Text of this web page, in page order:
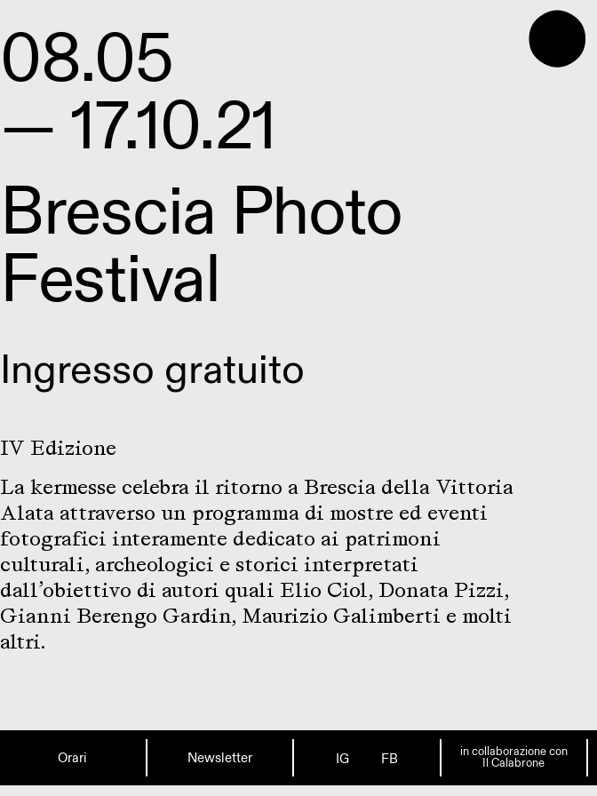
⬤
08.05
— 17.10.21
Brescia Photo
Festival
Ingresso gratuito
IV Edizione
La kermesse celebra il ritorno a Brescia della Vittoria
Alata attraverso un programma di mostre ed eventi
fotografici interamente dedicato ai patrimoni
culturali, archeologici e storici interpretati
dall’obiettivo di autori quali Elio Ciol, Donata Pizzi,
Gianni Berengo Gardin, Maurizio Galimberti e molti
altri.
Orari Newsletter IG FB in collaborazione con
Il Calabrone